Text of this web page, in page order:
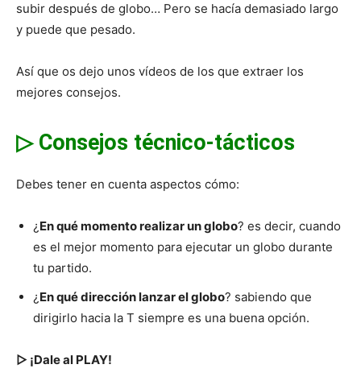
subir después de globo… Pero se hacía demasiado largo
y puede que pesado.
Así que os dejo unos vídeos de los que extraer los
mejores consejos.
▷ Consejos técnico-tácticos
Debes tener en cuenta aspectos cómo:
¿ En qué momento realizar un globo? es decir, cuando
es el mejor momento para ejecutar un globo durante
tu partido.
¿ En qué dirección lanzar el globo? sabiendo que
dirigirlo hacia la T siempre es una buena opción.
▷ ¡Dale al PLAY!